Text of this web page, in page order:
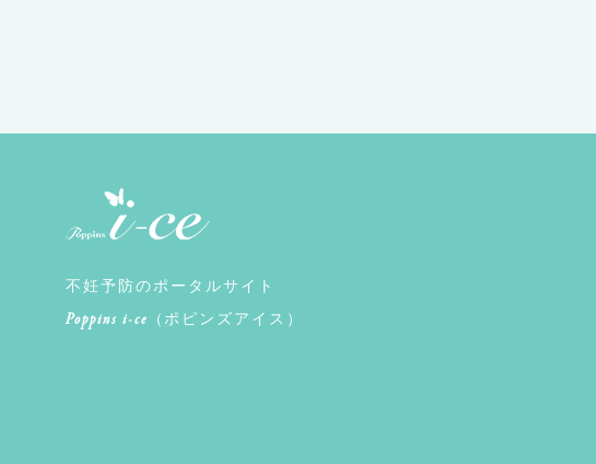
不妊予防のポータルサイト
Poppins i-ce （ポピンズアイス）